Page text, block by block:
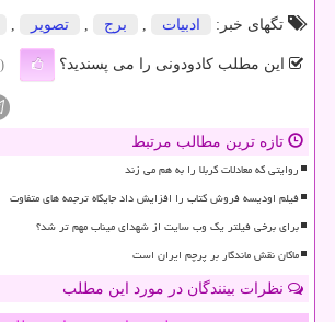
تگهای خبر:
ادبیات برج تصویر
این مطلب کادودونی را می پسندید؟ (1)
تازه ترین مطالب مرتبط
روایتی که معادلات کربلا را به هم می زند
فیلم اودیسه فروش کتاب را افزایش داد جایگاه ترجمه های متفاوت
برای برخی فیلتر یک وب سایت از شهدای میناب مهم تر شد؟
ماکان نقش ماندگار بر پرچم ایران است
نظرات بینندگان در مورد این مطلب